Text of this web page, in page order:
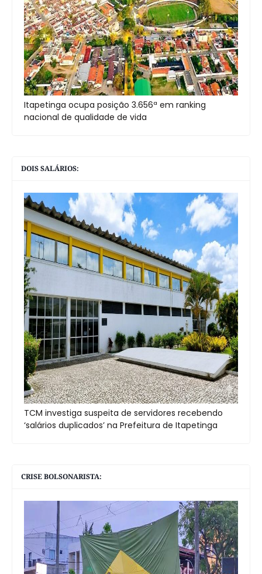
Itapetinga ocupa posição 3.656ª em ranking
nacional de qualidade de vida
DOIS SALÁRIOS:
TCM investiga suspeita de servidores recebendo
‘salários duplicados’ na Prefeitura de Itapetinga
CRISE BOLSONARISTA: